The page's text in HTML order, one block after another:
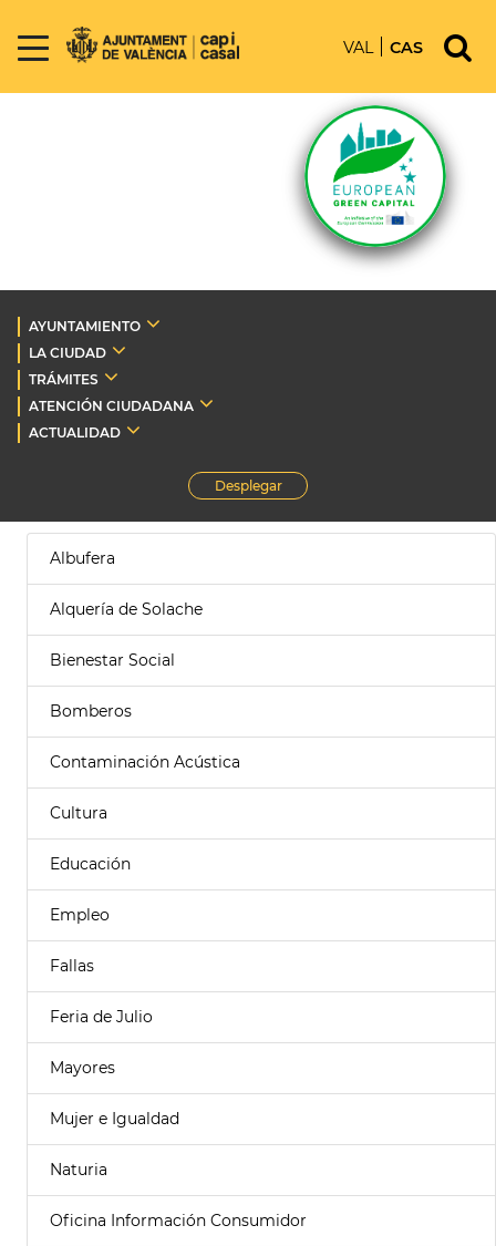
VAL CAS
AYUNTAMIENTO
LA CIUDAD
TRÁMITES
ATENCIÓN CIUDADANA
ACTUALIDAD
Desplegar
Albufera
Alquería de Solache
Bienestar Social
Bomberos
Contaminación Acústica
Cultura
Educación
Empleo
Fallas
Feria de Julio
Mayores
Mujer e Igualdad
Naturia
Oficina Información Consumidor